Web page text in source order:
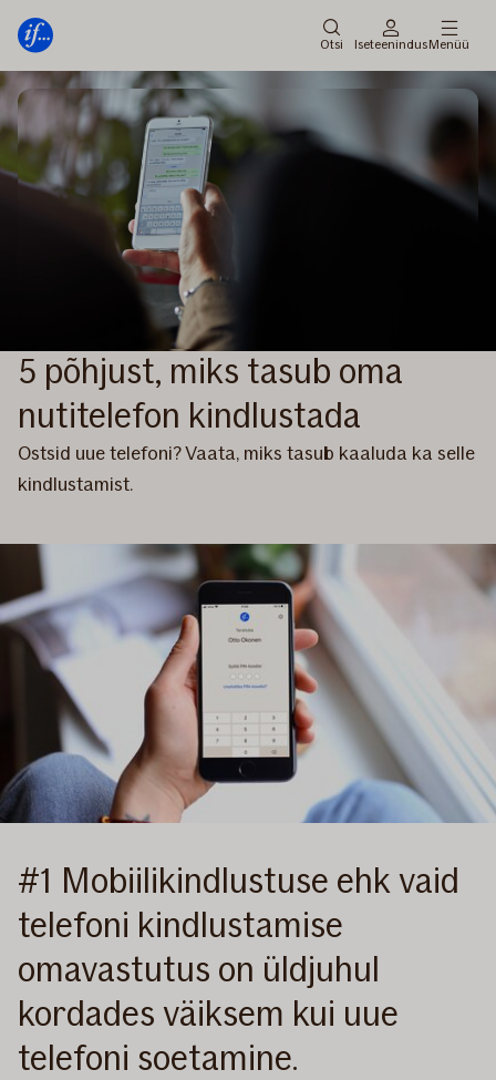
Otsi IseteenindusMenüü
5 põhjust, miks tasub oma
nutitelefon kindlustada
Ostsid uue telefoni? Vaata, miks tasub kaaluda ka selle
kindlustamist.
#1 Mobiilikindlustuse ehk vaid
telefoni kindlustamise
omavastutus on üldjuhul
kordades väiksem kui uue
telefoni soetamine.